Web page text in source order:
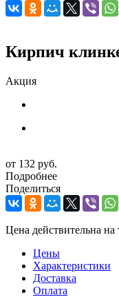
Кирпич
Акция
от 132 руб.
Подробнее
Поделиться
Цена действительна
Цены
Характеристики
Доставка
Оплата